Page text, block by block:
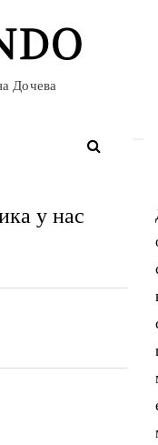
Дочева
у нас